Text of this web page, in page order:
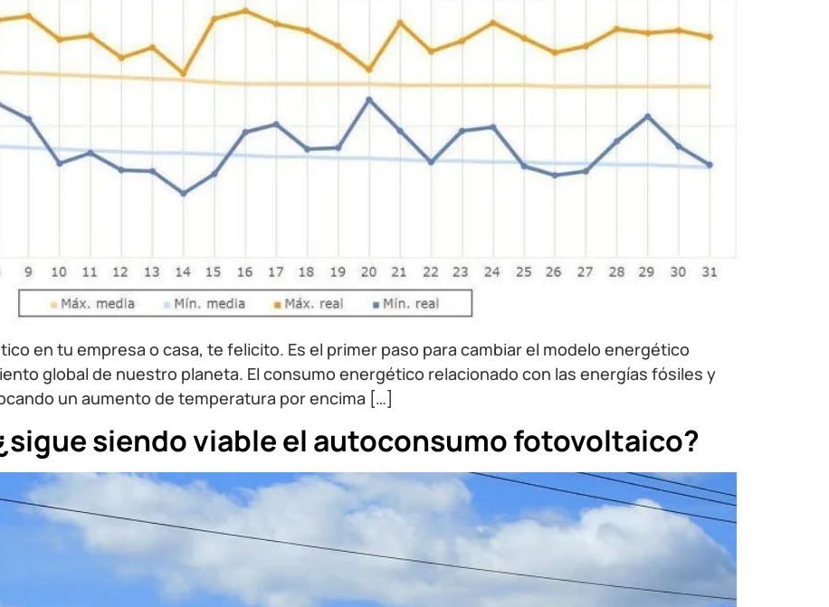
en tu empresa o casa, te felicito. Es el primer paso para cambiar el modelo energético
global de nuestro planeta. El consumo energético relacionado con las energías fósiles y
un aumento de temperatura por encima […]
siendo viable el autoconsumo fotovoltaico?